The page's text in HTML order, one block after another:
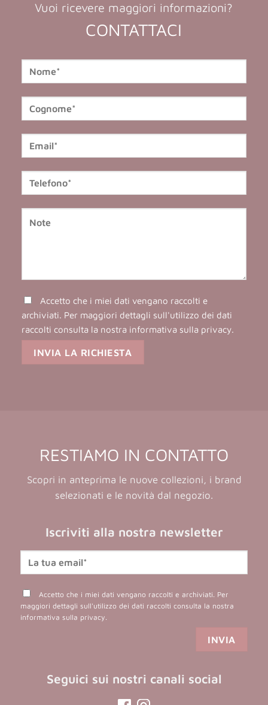
Vuoi ricevere maggiori informazioni?
CONTATTACI
Accetto che i miei dati vengano raccolti e
archiviati. Per maggiori dettagli sull'utilizzo dei dati
raccolti consulta la nostra informativa sulla privacy.
RESTIAMO IN CONTATTO
Scopri in anteprima le nuove collezioni, i brand
selezionati e le novità dal negozio.
Iscriviti alla nostra newsletter
Accetto che i miei dati vengano raccolti e archiviati. Per
maggiori dettagli sull'utilizzo dei dati raccolti consulta la nostra
informativa sulla privacy.
Seguici sui nostri canali social